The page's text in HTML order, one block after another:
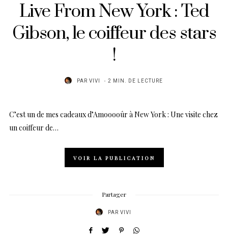
Live From New York : Ted
Gibson, le coiffeur des stars
!
PAR VIVI 2 MIN. DE LECTURE
C’est un de mes cadeaux d’Amooooûr à New York : Une visite chez
un coiffeur de…
VOIR LA PUBLICATION
Partager
PAR VIVI